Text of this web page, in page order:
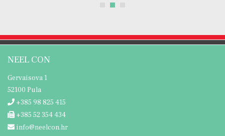
NEEL CON
Gervaisova 1
52100 Pula
+385 98 825 415
+385 52 354 434
info@neelcon.hr